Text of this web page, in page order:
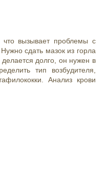
что вызывает проблемы с
сдать мазок из горла
долго, он нужен в
тип возбудителя,
Анализкрови